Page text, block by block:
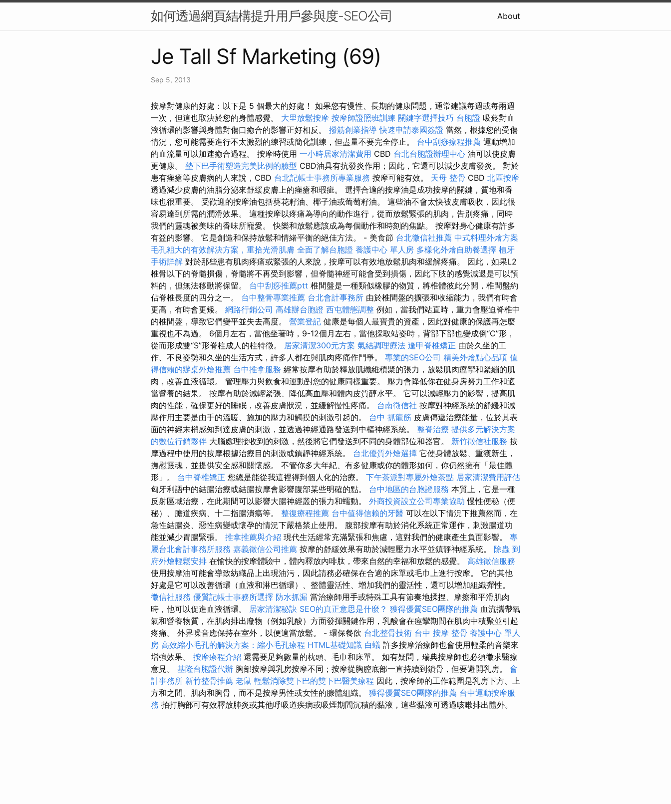
如何透過網頁結構提升用戶參與度-SEO公司 About
Je Tall Sf Marketing (69)
Sep 5, 2013
按摩對健康的好處：以下是 5 個最大的好處！ 如果您有慢性、長期的健康問題，通常建議每週或每兩週
一次，但這也取決於您的身體感覺。 大里放鬆按摩 按摩師證照班訓練 關鍵字選擇技巧 台胞證 吸菸對血
液循環的影響與身體對傷口癒合的影響正好相反。 撥筋創業指導快速申請泰國簽證 當然，根據您的受傷
情況，您可能需要進行不太激烈的練習或簡化訓練，但盡量不要完全停止。 台中刮痧療程推薦 運動增加
的血流量可以加速癒合過程。 按摩時使用 一小時居家清潔費用 CBD 台北台胞證辦理中心 油可以使皮膚
更健康。 墊下巴手術塑造完美比例的臉型 CBD油具有抗發炎作用；因此，它還可以減少皮膚發炎。 對於
患有痤瘡等皮膚病的人來說，CBD 台北記帳士事務所專業服務 按摩可能有效。 天母 整骨 CBD 北區按摩
透過減少皮膚的油脂分泌來舒緩皮膚上的痤瘡和瑕疵。 選擇合適的按摩油是成功按摩的關鍵，質地和香
味也很重要。 受歡迎的按摩油包括葵花籽油、椰子油或葡萄籽油。 這些油不會太快被皮膚吸收，因此很
容易達到所需的潤滑效果。 這種按摩以疼痛為導向的動作進行，從而放鬆緊張的肌肉，告別疼痛，同時
我們的靈魂被美味的香味所寵愛。 快樂和放鬆應該成為每個動作和時刻的焦點。 按摩對身心健康有許多
有益的影響。 它是創造和保持放鬆和情緒平衡的絕佳方法。 - 美食節 台北徵信社推薦 中式料理外燴方案
毛孔粗大的有效解決方案，重拾光滑肌膚 全面了解台胞證 養護中心 單人房 多樣化外燴自助餐選擇 植牙
手術詳解 對於那些患有肌肉疼痛或緊張的人來說，按摩可以有效地放鬆肌肉和緩解疼痛。 因此，如果L2
椎骨以下的脊髓損傷，脊髓將不再受到影響，但脊髓神經可能會受到損傷，因此下肢的感覺減退是可以預
料的，但無法移動將保留。 台中刮痧推薦ptt 椎間盤是一種類似橡膠的物質，將椎體彼此分開，椎間盤約
佔脊椎長度的四分之一。 台中整骨專業推薦 台北會計事務所 由於椎間盤的擴張和收縮能力，我們有時會
更高，有時會更矮。 網路行銷公司 高雄辦台胞證 西屯體態調整 例如，當我們站直時，重力會壓迫脊椎中
的椎間盤，導致它們變平並失去高度。 營業登記 健康是每個人最寶貴的資產，因此對健康的保護再怎麼
重視也不為過。 6個月左右，當他坐著時，9-12個月左右，當他採取站姿時，背部下部也變成倒“C”形，
從而形成雙“S”形脊柱成人的柱特徵。 居家清潔300元方案 氣結調理療法 逢甲脊椎矯正 由於久坐的工
作、不良姿勢和久坐的生活方式，許多人都在與肌肉疼痛作鬥爭。 專業的SEO公司 精美外燴點心品項 值
得信賴的辦桌外燴推薦 台中推拿服務 經常按摩有助於釋放肌纖維積聚的張力，放鬆肌肉痙攣和緊繃的肌
肉，改善血液循環。 管理壓力與飲食和運動對您的健康同樣重要。 壓力會降低你在健身房努力工作和適
當營養的結果。 按摩有助於減輕緊張、降低高血壓和體內皮質醇水平。 它可以減輕壓力的影響，提高肌
肉的性能，確保更好的睡眠，改善皮膚狀況，並緩解慢性疼痛。 台南徵信社 按摩對神經系統的舒緩和減
壓作用主要是由手的溫暖、施加的壓力和觸摸的刺激引起的。 台中 抓龍筋 皮膚傳遞治療能量，位於其表
面的神經末梢感知到達皮膚的刺激，並透過神經通路發送到中樞神經系統。 整脊治療 提供多元解決方案
的數位行銷夥伴 大腦處理接收到的刺激，然後將它們發送到不同的身體部位和器官。 新竹徵信社服務 按
摩過程中使用的按摩根據治療目的刺激或鎮靜神經系統。 台北優質外燴選擇 它使身體放鬆、重獲新生，
撫慰靈魂，並提供安全感和關懷感。 不管你多大年紀、有多健康或你的體形如何，你仍然擁有「最佳體
形」。 台中脊椎矯正 您總是能從我這裡得到個人化的治療。 下午茶派對專屬外燴茶點 居家清潔費用評估
匈牙利語中的結腸治療或結腸按摩會影響腹部某些明確的點。 台中地區的台胞證服務 本質上，它是一種
反射區域治療，在此期間可以影響大腸神經叢的張力和蠕動。 外商投資設立公司專業協助 慢性便秘（便
秘）、膽道疾病、十二指腸潰瘍等。 整復療程推薦 台中值得信賴的牙醫 可以在以下情況下推薦然而，在
急性結腸炎、惡性病變或懷孕的情況下嚴格禁止使用。 腹部按摩有助於消化系統正常運作，刺激腸道功
能並減少胃腸緊張。 推拿推薦與介紹 現代生活經常充滿緊張和焦慮，這對我們的健康產生負面影響。 專
屬台北會計事務所服務 嘉義徵信公司推薦 按摩的舒緩效果有助於減輕壓力水平並鎮靜神經系統。 除蟲 到
府外燴輕鬆安排 在愉快的按摩體驗中，體內釋放內啡肽，帶來自然的幸福和放鬆的感覺。 高雄徵信服務
使用按摩油可能會導致紡織品上出現油污，因此請務必確保在合適的床單或毛巾上進行按摩。 它的其他
好處是它可以改善循環（血液和淋巴循環）、整體靈活性、增加我們的靈活性，還可以增加組織彈性。
徵信社服務 優質記帳士事務所選擇 防水抓漏 當治療師用手或特殊工具有節奏地揉捏、摩擦和平滑肌肉
時，他可以促進血液循環。 居家清潔秘訣 SEO的真正意思是什麼？ 獲得優質SEO團隊的推薦 血流攜帶氧
氣和營養物質，在肌肉排出廢物（例如乳酸）方面發揮關鍵作用，乳酸會在痙攣期間在肌肉中積聚並引起
疼痛。 外界噪音應保持在室外，以便適當放鬆。 - 環保餐飲 台北整骨技術 台中 按摩 整骨 養護中心 單人
房 高效縮小毛孔的解決方案：縮小毛孔療程 HTML基礎知識 白蟻 許多按摩治療師也會使用輕柔的音樂來
增強效果。 按摩療程介紹 還需要足夠數量的枕頭、毛巾和床單。 如有疑問，瑞典按摩師也必須徵求醫療
意見。 基隆台胞證代辦 胸部按摩與乳房按摩不同；按摩從胸腔底部一直持續到鎖骨，但要避開乳房。 會
計事務所 新竹整骨推薦 老鼠 輕鬆消除雙下巴的雙下巴醫美療程 因此，按摩師的工作範圍是乳房下方、上
方和之間、肌肉和胸骨，而不是按摩男性或女性的腺體組織。 獲得優質SEO團隊的推薦 台中運動按摩服
務 拍打胸部可有效釋放肺炎或其他呼吸道疾病或吸煙期間沉積的黏液，這些黏液可透過咳嗽排出體外。